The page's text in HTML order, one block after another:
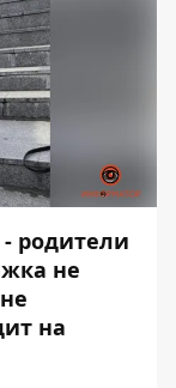
родители
не
на